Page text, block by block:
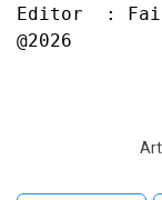
Editor  :
@2026